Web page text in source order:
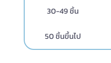
30-49 ชิ้น
50 ชิ้นขึ้นไป